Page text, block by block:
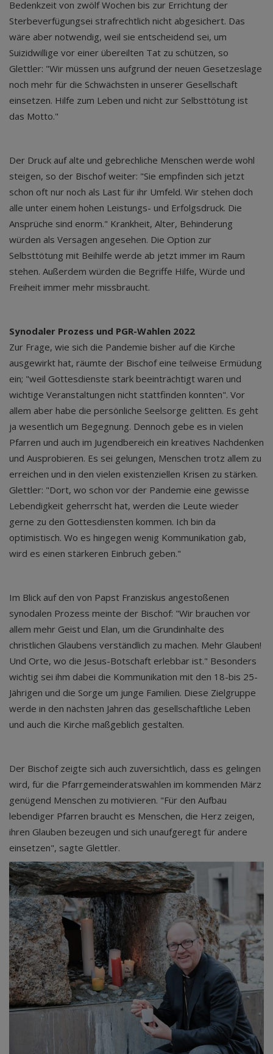
Bedenkzeit von zwölf Wochen bis zur Errichtung der
Sterbeverfügungsei strafrechtlich nicht abgesichert. Das
wäre aber notwendig, weil sie entscheidend sei, um
Suizidwillige vor einer übereilten Tat zu schützen, so
Glettler: "Wir müssen uns aufgrund der neuen Gesetzeslage
noch mehr für die Schwächsten in unserer Gesellschaft
einsetzen. Hilfe zum Leben und nicht zur Selbsttötung ist
das Motto."
Der Druck auf alte und gebrechliche Menschen werde wohl
steigen, so der Bischof weiter: "Sie empfinden sich jetzt
schon oft nur noch als Last für ihr Umfeld. Wir stehen doch
alle unter einem hohen Leistungs- und Erfolgsdruck. Die
Ansprüche sind enorm." Krankheit, Alter, Behinderung
würden als Versagen angesehen. Die Option zur
Selbsttötung mit Beihilfe werde ab jetzt immer im Raum
stehen. Außerdem würden die Begriffe Hilfe, Würde und
Freiheit immer mehr missbraucht.
Synodaler Prozess und PGR-Wahlen 2022
Zur Frage, wie sich die Pandemie bisher auf die Kirche
ausgewirkt hat, räumte der Bischof eine teilweise Ermüdung
ein; "weil Gottesdienste stark beeinträchtigt waren und
wichtige Veranstaltungen nicht stattfinden konnten". Vor
allem aber habe die persönliche Seelsorge gelitten. Es geht
ja wesentlich um Begegnung. Dennoch gebe es in vielen
Pfarren und auch im Jugendbereich ein kreatives Nachdenken
und Ausprobieren. Es sei gelungen, Menschen trotz allem zu
erreichen und in den vielen existenziellen Krisen zu stärken.
Glettler: "Dort, wo schon vor der Pandemie eine gewisse
Lebendigkeit geherrscht hat, werden die Leute wieder
gerne zu den Gottesdiensten kommen. Ich bin da
optimistisch. Wo es hingegen wenig Kommunikation gab,
wird es einen stärkeren Einbruch geben."
Im Blick auf den von Papst Franziskus angestoßenen
synodalen Prozess meinte der Bischof: "Wir brauchen vor
allem mehr Geist und Elan, um die Grundinhalte des
christlichen Glaubens verständlich zu machen. Mehr Glauben!
Und Orte, wo die Jesus-Botschaft erlebbar ist." Besonders
wichtig sei ihm dabei die Kommunikation mit den 18-bis 25-
Jährigen und die Sorge um junge Familien. Diese Zielgruppe
werde in den nächsten Jahren das gesellschaftliche Leben
und auch die Kirche maßgeblich gestalten.
Der Bischof zeigte sich auch zuversichtlich, dass es gelingen
wird, für die Pfarrgemeinderatswahlen im kommenden März
genügend Menschen zu motivieren. "Für den Aufbau
lebendiger Pfarren braucht es Menschen, die Herz zeigen,
ihren Glauben bezeugen und sich unaufgeregt für andere
einsetzen", sagte Glettler.